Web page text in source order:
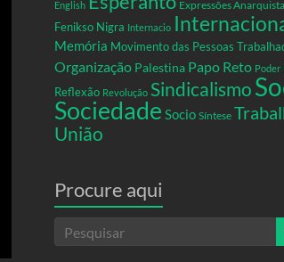
English Expressões
Fenikso Nigra Internacio
Memória Movimento das Pessoas
Organização Palestina Papo Reto Poder
Reflexão Revolução Sindicalismo
Sociedade Socio Síntese
União
Procure aqui